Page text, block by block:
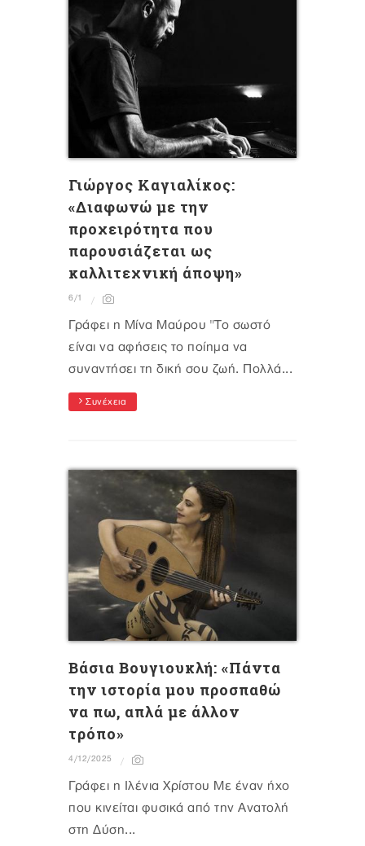
Γιώργος Καγιαλίκος:
«Διαφωνώ με την
προχειρότητα που
παρουσιάζεται ως
καλλιτεχνική άποψη»
6/1
Γράφει η Μίνα Μαύρου "Το σωστό
είναι να αφήσεις το ποίημα να
συναντήσει τη δική σου ζωή. Πολλά...
Συνέχεια
Βάσια Βουγιουκλή: «Πάντα
την ιστορία μου προσπαθώ
να πω, απλά με άλλον
τρόπο»
4/12/2025
Γράφει η Ιλένια Χρίστου Με έναν ήχο
που κινείται φυσικά από την Ανατολή
στη Δύση...